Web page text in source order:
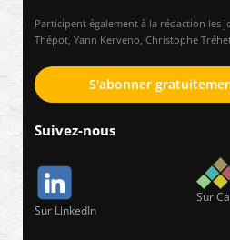
Participent également à la rédaction les
Thépot, Yann Kerveno, Christophe
S'abonner
Suivez-nous
Sur LinkedIn
Sur